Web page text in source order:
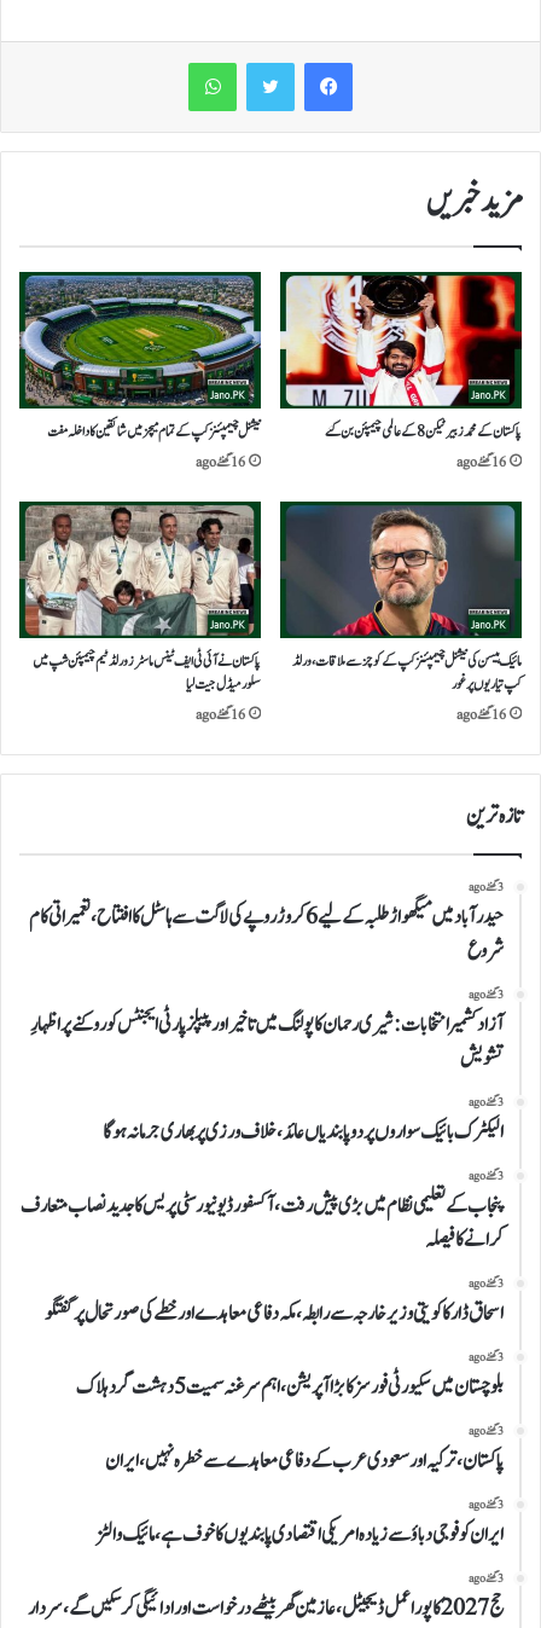
WhatsApp
مزید خبریں
پاکستان کے محمد زبیر ٹیکن 8 کے عالمی چیمپئن بن گئے
16 گھنٹے ago
نیشنل چیمپئنز کپ کے تمام میچز میں شائقین کا داخلہ مفت
16 گھنٹے ago
مائیک ہیسن کی نیشنل چیمپئنز کپ کے کوچز سے ملاقات، ورلڈ
کپ تیاریوں پر غور
16 گھنٹے ago
پاکستان نے آئی ٹی ایف ٹینس ماسٹرز ورلڈ ٹیم چیمپئن شپ میں
سلور میڈل جیت لیا
16 گھنٹے ago
تازہ ترین
3 گھنٹے ago
حیدرآباد میں میگھواڑ طلبہ کے لیے 6 کروڑ روپے کی لاگت سے ہاسٹل کا افتتاح، تعمیراتی کام
شروع
3 گھنٹے ago
آزاد کشمیر انتخابات: شیری رحمان کا پولنگ میں تاخیر اور پیپلز پارٹی ایجنٹس کو روکنے پر اظہارِ
تشویش
3 گھنٹے ago
الیکٹرک بائیک سواروں پر دو پابندیاں عائد، خلاف ورزی پر بھاری جرمانہ ہوگا
3 گھنٹے ago
پنجاب کے تعلیمی نظام میں بڑی پیش رفت، آکسفورڈ یونیورسٹی پریس کا جدید نصاب متعارف
کرانے کا فیصلہ
3 گھنٹے ago
اسحاق ڈار کا کویتی وزیر خارجہ سے رابطہ، مکہ دفاعی معاہدے اور خطے کی صورتحال پر گفتگو
3 گھنٹے ago
بلوچستان میں سکیورٹی فورسز کا بڑا آپریشن، اہم سرغنہ سمیت 5 دہشت گرد ہلاک
3 گھنٹے ago
پاکستان، ترکیہ اور سعودی عرب کے دفاعی معاہدے سے خطرہ نہیں، ایران
3 گھنٹے ago
ایران کو فوجی دباؤ سے زیادہ امریکی اقتصادی پابندیوں کا خوف ہے، مائیک والٹز
3 گھنٹے ago
حج 2027 کا پورا عمل ڈیجیٹل، عازمین گھر بیٹھے درخواست اور ادائیگی کر سکیں گے، سردار